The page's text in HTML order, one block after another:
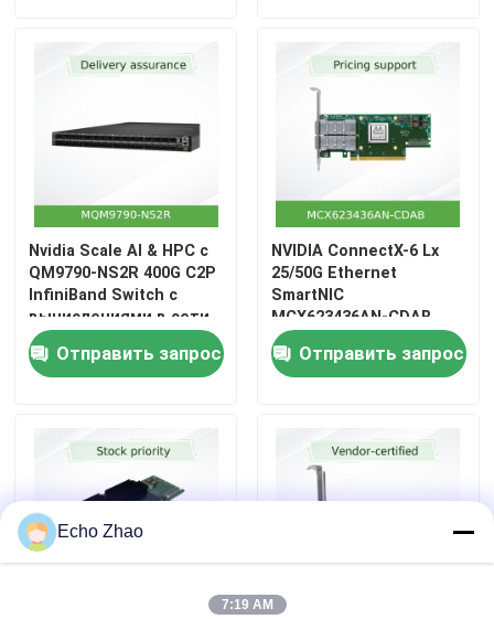
Nvidia Scale AI & HPC с
QM9790-NS2R 400G C2P
InfiniBand Switch с
вычислениями в сети
Отправить запрос
NVIDIA ConnectX-6 Lx
25/50G Ethernet
SmartNIC
MCX623436AN-CDAB
Отправить запрос
Echo Zhao
7:19 AM